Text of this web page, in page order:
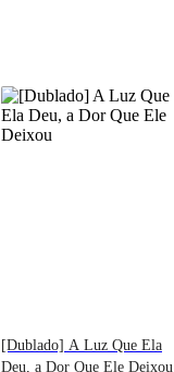
[Dublado] A Luz Que Ela
Deu, a Dor Que Ele Deixou